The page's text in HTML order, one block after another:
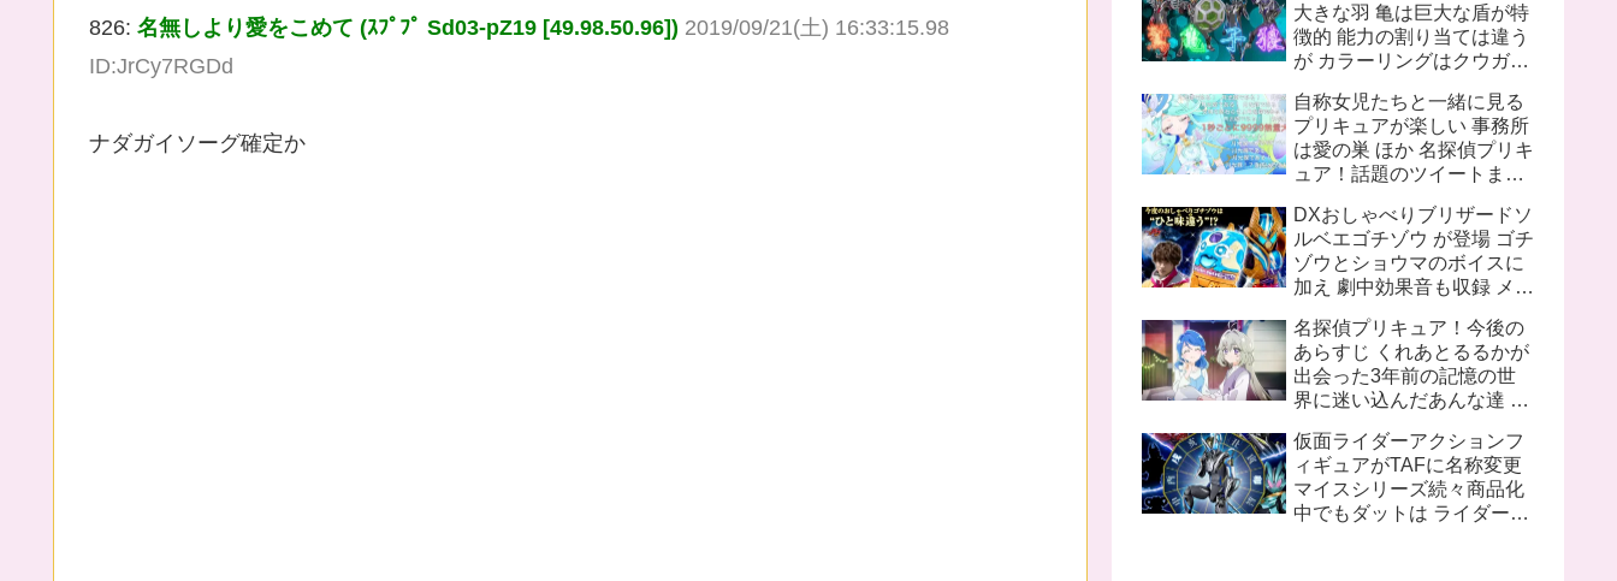
826: 名無しより愛をこめて (ｽﾌﾟﾌﾟ Sd03-pZ19 [49.98.50.96]) 2019/09/21(土) 16:33:15.98
ID:JrCy7RGDd
ナダガイソーグ確定か
大きな羽 亀は巨大な盾が特
徴的 能力の割り当ては違う
が カラーリングはクウガと
姿が不明なのは 丑 辰 午 申
亥 の5人
自称女児たちと一緒に見る
プリキュアが楽しい 事務所
は愛の巣 ほか 名探偵プリキ
ュア！話題のツイートまと
DXおしゃべりブリザードソ
ルベエゴチゾウ が登場 ゴチ
ゾウとショウマのボイスに
加え 劇中効果音も収録 メタ
感も向上
名探偵プリキュア！今後の
あらすじ くれあとるるかが
出会った3年前の記憶の世
界に迷い込んだあんな達 ロ
務所所長花咲まふるは2人
に名探偵プリキュアになっ
て欲しいと語る
仮面ライダーアクションフ
ィギュアがTAFに名称変更
マイスシリーズ続々商品化
中でもダットは ライダーと